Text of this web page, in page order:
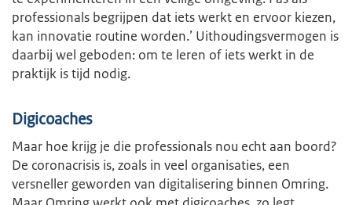
professionals begrijpen dat iets werkt en ervoor kiezen,
kan innovatie routine worden.’ Uithoudingsvermogen is
daarbij wel geboden: om te leren of iets werkt in de
praktijk is tijd nodig.
Digicoaches
Maar hoe krijg je die professionals nou echt aan boord?
De coronacrisis is, zoals in veel organisaties, een
versneller geworden van digitalisering binnen Omring.